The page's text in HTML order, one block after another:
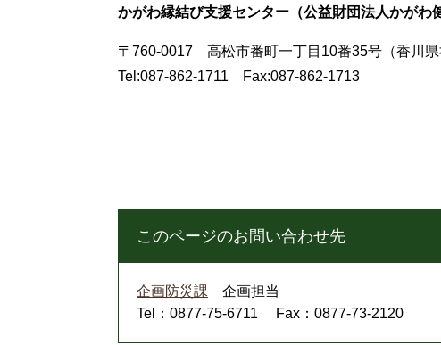
かがわ縁結び支援センター（公益財団法人かがわ
〒760-0017 高松市番町一丁目10番35号（香川県
Tel:087-862-1711 Fax:087-862-1713
このページのお問い合わせ先
企画防災課
企画担当
Tel：0877-75-6711
Fax：0877-73-2120